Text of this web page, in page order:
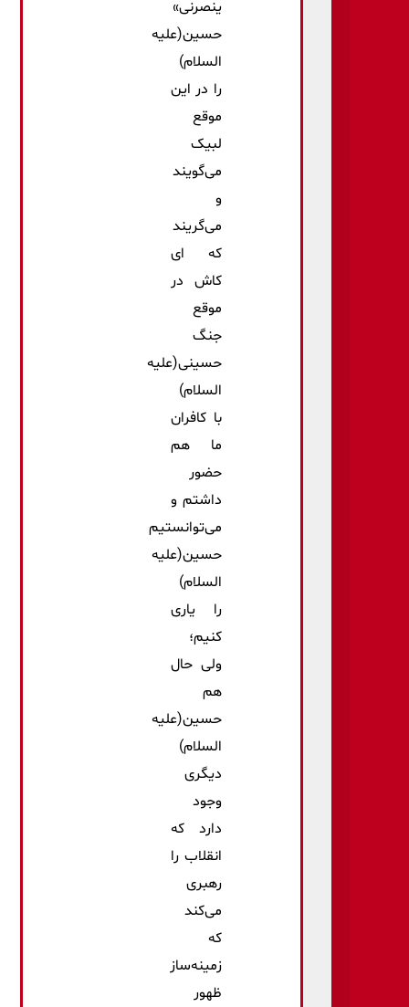
ینصرنی»
حسین(علیه
السلام)
را در این
موقع
لبیک
می‌گویند
و
می‌گریند
که ‌ای
کاش در
موقع
جنگ
حسینی(علیه
السلام)
با کافران
ما هم
حضور
داشتم و
می‌توانستیم
حسین(علیه
السلام)
را یاری
کنیم؛
ولی حال
هم
حسین(علیه
السلام)
دیگری
وجود
دارد که
انقلاب را
رهبری
می‌کند
که
زمینه‌ساز
ظهور